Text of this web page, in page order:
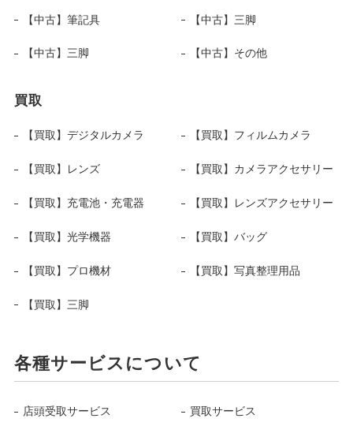
【中古】筆記具 【中古】三脚
【中古】三脚 【中古】その他
買取
【買取】デジタルカメラ 【買取】フィルムカメラ
【買取】レンズ 【買取】カメラアクセサリー
【買取】充電池・充電器 【買取】レンズアクセサリー
【買取】光学機器 【買取】バッグ
【買取】プロ機材 【買取】写真整理用品
【買取】三脚
各種サービスについて
店頭受取サービス 買取サービス